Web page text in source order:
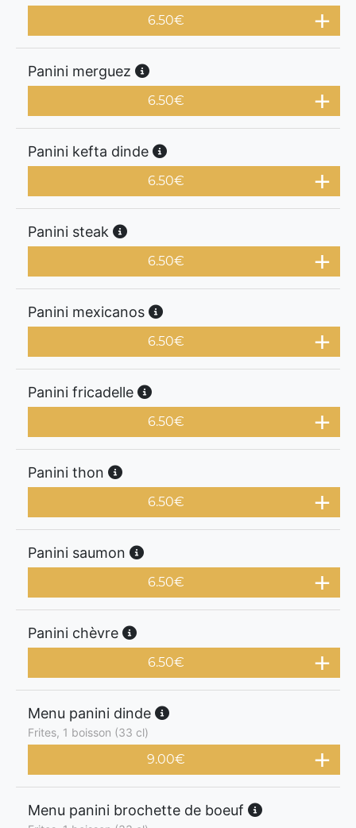
6.50€
Panini merguez
6.50€
Panini kefta dinde
6.50€
Panini steak
6.50€
Panini mexicanos
6.50€
Panini fricadelle
6.50€
Panini thon
6.50€
Panini saumon
6.50€
Panini chèvre
6.50€
Menu panini dinde
Frites, 1 boisson (33 cl)
9.00€
Menu panini brochette de boeuf